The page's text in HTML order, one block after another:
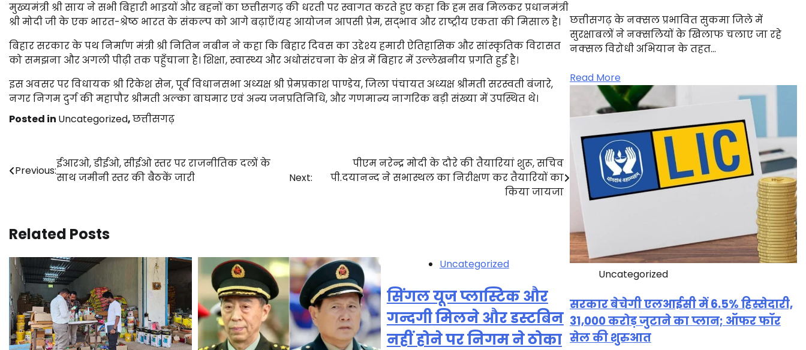
मुख्यमंत्री श्री साय ने सभी बिहारी भाइयों और बहनों का छत्तीसगढ़ की धरती पर स्वागत करते हुए कहा कि हम सब मिलकर प्रधानमंत्री
श्री मोदी जी के एक भारत-श्रेष्ठ भारत के संकल्प को आगे बढ़ाएँ।यह आयोजन आपसी प्रेम, सद्भाव और राष्ट्रीय एकता की मिसाल है।
बिहार सरकार के पथ निर्माण मंत्री श्री नितिन नबीन ने कहा कि बिहार दिवस का उद्देश्य हमारी ऐतिहासिक और सांस्कृतिक विरासत
को समझना और अगली पीढ़ी तक पहुँचाना है। शिक्षा, स्वास्थ्य और अधोसंरचना के क्षेत्र में बिहार में उल्लेखनीय प्रगति हुई है।
इस अवसर पर विधायक श्री रिकेश सेन, पूर्व विधानसभा अध्यक्ष श्री प्रेमप्रकाश पाण्डेय, जिला पंचायत अध्यक्ष श्रीमती सरस्वती बंजारे,
नगर निगम दुर्ग की महापौर श्रीमती अल्का बाघमार एवं अन्य जनप्रतिनिधि, और गणमान्य नागरिक बड़ी संख्या में उपस्थित थे।
Posted in Uncategorized,छत्तीसगढ़
Post
navigation
Previous:
ईआरओ, डीईओ, सीईओ स्तर पर राजनीतिक दलों के
साथ जमीनी स्तर की बैठकें जारी
Next:
पीएम नरेन्द्र मोदी के दौरे की तैयारियां शुरू, सचिव
पी.दयानन्द ने सभास्थल का निरीक्षण कर तैयारियों का
किया जायजा
Related Posts
Uncategorized
सिंगल यूज प्लास्टिक और
गन्दगी मिलने और डस्टबिन
नहीं होने पर निगम ने ठोका
छत्तीसगढ़ के नक्सल प्रभावित सुकमा जिले में
सुरक्षाबलों ने नक्सलियों के खिलाफ चलाए जा रहे
नक्सल विरोधी अभियान के तहत…
Read More
Uncategorized
सरकार बेचेगी एलआईसी में 6.5% हिस्सेदारी,
31,000 करोड़ जुटाने का प्लान; ऑफर फॉर
सेल की शुरुआत